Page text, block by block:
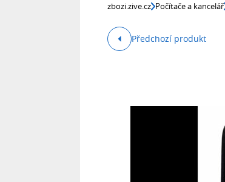
zbozi.zive.cz Počítače a kancelář
Předchozí produkt